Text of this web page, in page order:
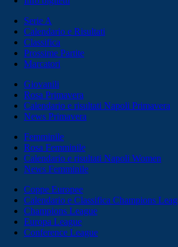
Serie A
Calendario e Risultati
Classifica
Prossime Partite
Marcatori
Giovanili
Rosa Primavera
Calendario e risultati Napoli Primavera
News Primavera
Femminile
Rosa Femminile
Calendario e risultati Napoli Women
News Femminile
Coppe Europee
Calendario e Classifica Champions
Champions League
Europa League
Conference League